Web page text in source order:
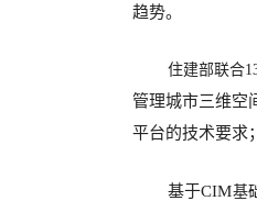
趋势。
住建部联合
管理城市三维空
平台的技术要求；
基于CIM基